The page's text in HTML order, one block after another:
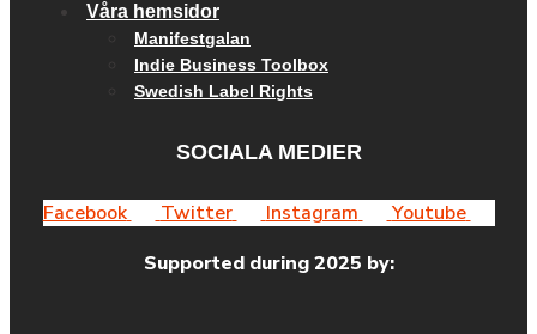
Våra hemsidor
Manifestgalan
Indie Business Toolbox
Swedish Label Rights
SOCIALA MEDIER
Facebook Twitter Instagram
Youtube
Supported during 2025 by: